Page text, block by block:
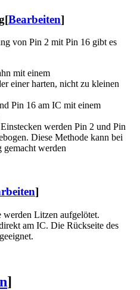
[Bearbeiten]
von Pin 2 mit Pin 16 gibt es
mit einem
einer harten, nicht zu kleinen
Pin 16 am IC mit einem
werden Pin 2 und Pin
Diese Methode kann bei
gemacht werden
]
Litzen aufgelötet.
am IC. Die Rückseite des
]